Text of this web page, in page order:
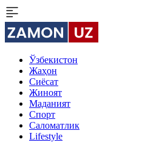
Ўзбекистон
Жаҳон
Сиёсат
Жиноят
Маданият
Спорт
Cаломатлик
Lifestyle